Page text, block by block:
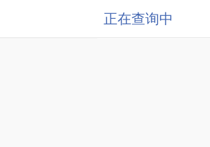
正在查询中